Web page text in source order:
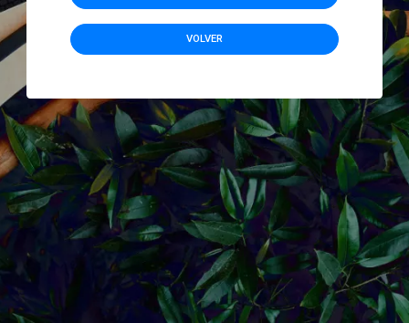
VOLVER